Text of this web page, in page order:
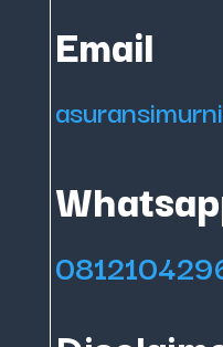
Email